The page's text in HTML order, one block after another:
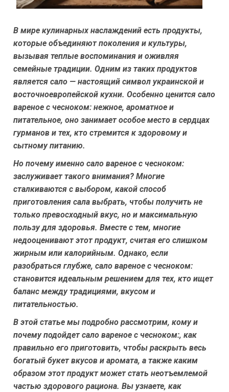
В мире кулинарных наслаждений есть продукты,
которые объединяют поколения и культуры,
вызывая теплые воспоминания и оживляя
семейные традиции. Одним из таких продуктов
является сало — настоящий символ украинской и
восточноевропейской кухни. Особенно ценится сало
вареное с чесноком: нежное, ароматное и
питательное, оно занимает особое место в сердцах
гурманов и тех, кто стремится к здоровому и
сытному питанию.
Но почему именно сало вареное с чесноком:
заслуживает такого внимания? Многие
сталкиваются с выбором, какой способ
приготовления сала выбрать, чтобы получить не
только превосходный вкус, но и максимальную
пользу для здоровья. Вместе с тем, многие
недооценивают этот продукт, считая его слишком
жирным или калорийным. Однако, если
разобраться глубже, сало вареное с чесноком:
становится идеальным решением для тех, кто ищет
баланс между традициями, вкусом и
питательностью.
В этой статье мы подробно рассмотрим, кому и
почему подойдет сало вареное с чесноком:, как
правильно его приготовить, чтобы раскрыть весь
богатый букет вкусов и аромата, а также каким
образом этот продукт может стать неотъемлемой
частью здорового рациона. Вы узнаете, как